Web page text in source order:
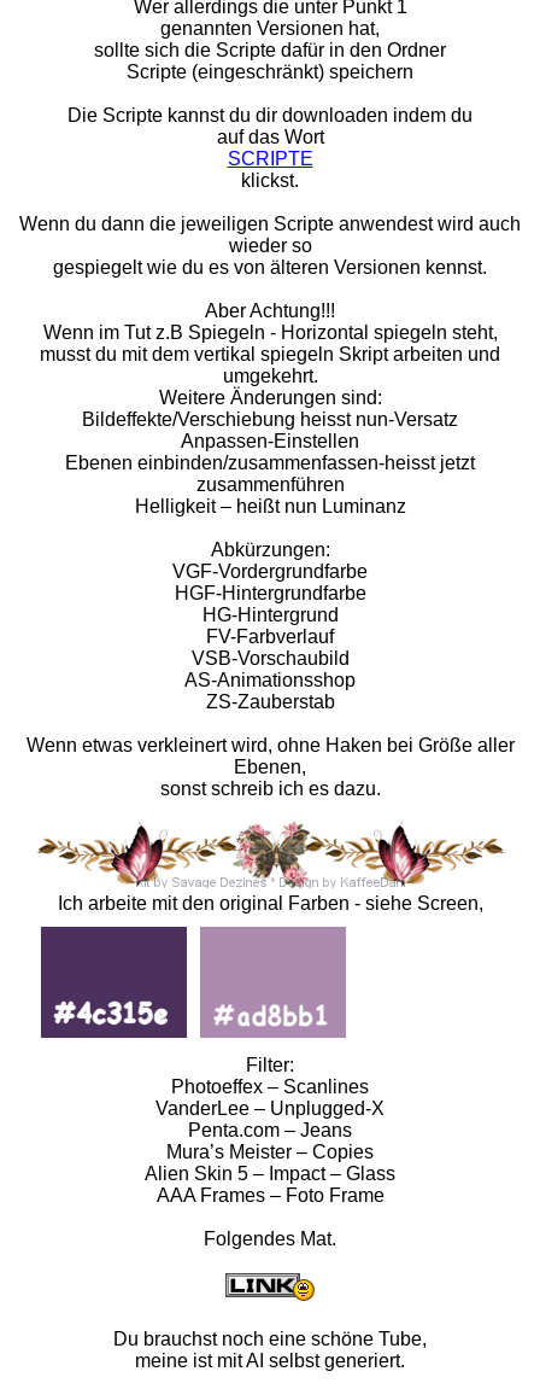
Wer allerdings die unter Punkt 1
genannten Versionen hat,
sollte sich die Scripte dafür in den Ordner
Scripte (eingeschränkt) speichern
Die Scripte kannst du dir downloaden indem du
auf das Wort
SCRIPTE
klickst.
Wenn du dann die jeweiligen Scripte anwendest wird auch
wieder so
gespiegelt wie du es von älteren Versionen kennst.
Aber Achtung!!!
Wenn im Tut z.B Spiegeln - Horizontal spiegeln steht,
musst du mit dem vertikal spiegeln Skript arbeiten und
umgekehrt.
Weitere Änderungen sind:
Bildeffekte/Verschiebung heisst nun-Versatz
Anpassen-Einstellen
Ebenen einbinden/zusammenfassen-heisst jetzt
zusammenführen
Helligkeit – heißt nun Luminanz
Abkürzungen:
VGF-Vordergrundfarbe
HGF-Hintergrundfarbe
HG-Hintergrund
FV-Farbverlauf
VSB-Vorschaubild
AS-Animationsshop
ZS-Zauberstab
Wenn etwas verkleinert wird, ohne Haken bei Größe aller
Ebenen,
sonst schreib ich es dazu.
Ich arbeite mit den original Farben - siehe Screen,
Filter:
Photoeffex – Scanlines
VanderLee – Unplugged-X
Penta.com – Jeans
Mura’s Meister – Copies
Alien Skin 5 – Impact – Glass
AAA Frames – Foto Frame
Folgendes Mat.
Du brauchst noch eine schöne Tube,
meine ist mit AI selbst generiert.